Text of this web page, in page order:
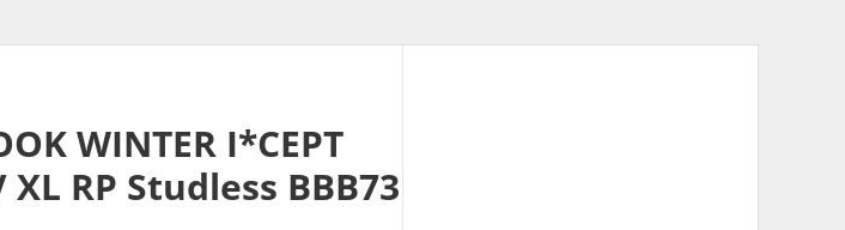
WINTER I*CEPT
XL RP Studless BBB73